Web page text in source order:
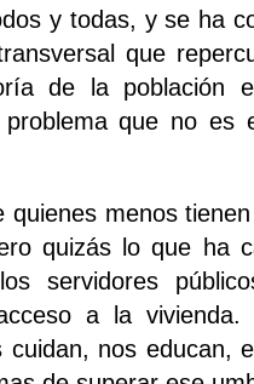
y todas, y se ha
que
de la población
que no es
quienes menos
quizás lo que ha
servidores
a la vivienda.
cuidan, nos educan,